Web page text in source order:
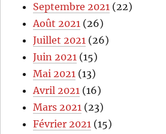
Septembre 2021 (22)
Août 2021 (26)
Juillet 2021 (26)
Juin 2021 (15)
Mai 2021 (13)
Avril 2021 (16)
Mars 2021 (23)
Février 2021 (15)